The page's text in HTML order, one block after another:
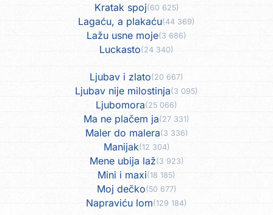
Kratak spoj(60 625)
Lagaću, a plakaću(44 369)
Lažu usne moje(3 686)
Luckasto(24 340)
Ljubav i zlato(20 667)
Ljubav nije milostinja(3 095)
Ljubomora(25 066)
Ma ne plačem ja(27 331)
Maler do malera(3 336)
Manijak(12 304)
Mene ubija laž(3 923)
Mini i maxi(18 185)
Moj dečko(50 677)
Napraviću lom(129 184)